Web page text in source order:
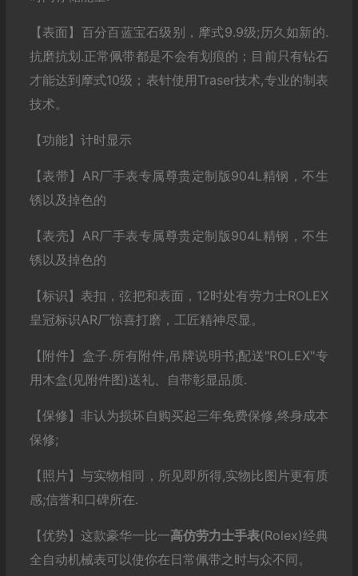
【表面】百分百蓝宝石级别，摩式9.9级;历久如新的.
抗磨抗划.正常佩带都是不会有划痕的；目前只有钻石
才能达到摩式10级；表针使用Traser技术,专业的制表
技术。
【功能】计时显示
【表带】AR厂手表专属尊贵定制版904L精钢，不生
锈以及掉色的
【表壳】AR厂手表专属尊贵定制版904L精钢，不生
锈以及掉色的
【标识】表扣，弦把和表面，12时处有劳力士ROLEX
皇冠标识AR厂惊喜打磨，工匠精神尽显。
【附件】盒子.所有附件,吊牌说明书;配送"ROLEX"专
用木盒(见附件图)送礼、自带彰显品质.
【保修】非认为损坏自购买起三年免费保修,终身成本
保修;
【照片】与实物相同，所见即所得,实物比图片更有质
感;信誉和口碑所在.
【优势】这款豪华一比一高仿劳力士手表(Rolex)经典
全自动机械表可以使你在日常佩带之时与众不同。